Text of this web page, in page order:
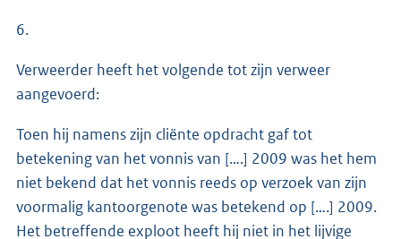
6.
Verweerder heeft het volgende tot zijn verweer
aangevoerd:
Toen hij namens zijn cliënte opdracht gaf tot
betekening van het vonnis van [….] 2009 was het hem
niet bekend dat het vonnis reeds op verzoek van zijn
voormalig kantoorgenote was betekend op [….] 2009.
Het betreffende exploot heeft hij niet in het lijvige